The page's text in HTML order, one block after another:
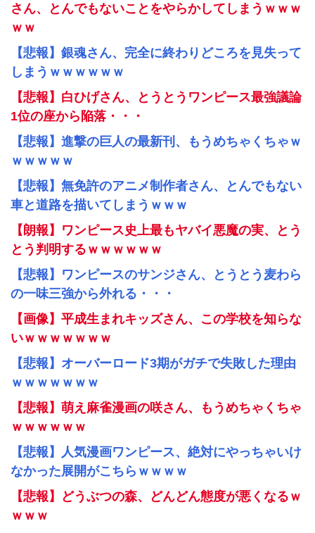
さん、とんでもないことをやらかしてしまうｗｗｗ
ｗｗ
【悲報】銀魂さん、完全に終わりどころを見失って
しまうｗｗｗｗｗｗ
【悲報】白ひげさん、とうとうワンピース最強議論
1位の座から陥落・・・
【悲報】進撃の巨人の最新刊、もうめちゃくちゃｗ
ｗｗｗｗｗ
【悲報】無免許のアニメ制作者さん、とんでもない
車と道路を描いてしまうｗｗｗ
【朗報】ワンピース史上最もヤバイ悪魔の実、とう
とう判明するｗｗｗｗｗｗ
【悲報】ワンピースのサンジさん、とうとう麦わら
の一味三強から外れる・・・
【画像】平成生まれキッズさん、この学校を知らな
いｗｗｗｗｗｗｗ
【悲報】オーバーロード3期がガチで失敗した理由
ｗｗｗｗｗｗｗ
【悲報】萌え麻雀漫画の咲さん、もうめちゃくちゃ
ｗｗｗｗｗｗ
【悲報】人気漫画ワンピース、絶対にやっちゃいけ
なかった展開がこちらｗｗｗｗ
【悲報】どうぶつの森、どんどん態度が悪くなるｗ
ｗｗｗ